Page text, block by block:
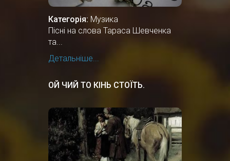
Категорія: Музика
Пісні на слова Тараса Шевченка
та...
Детальніше...
ОЙ ЧИЙ ТО КІНЬ СТОЇТЬ.